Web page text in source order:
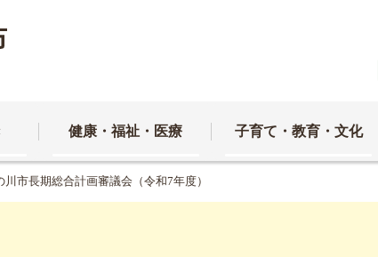
健康・福祉・医療 子育て・教育・文化
川市長期総合計画審議会（令和7年度）